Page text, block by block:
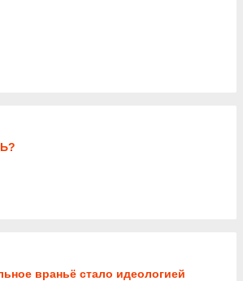
враньё стало идеологией